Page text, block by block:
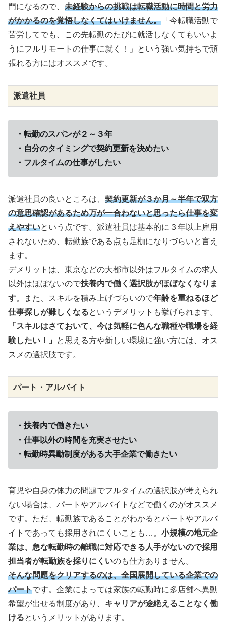
門になるので、 未経験からの挑戦は転職活動に時間と労力
がかかるのを覚悟しなくてはいけません。 「今転職活動で
苦労してでも、この先転勤のたびに就活しなくてもいいよ
うにフルリモートの仕事に就く！」という強い気持ちで頑
張れる方にはオススメです。
派遣社員
・転勤のスパンが２～３年
・自分のタイミングで契約更新を決めたい
・フルタイムの仕事がしたい
派遣社員の良いところは、 契約更新が３か月～半年で双方
の意思確認があるため万が一合わないと思ったら仕事を変
えやすいという点です。派遣社員は基本的に３年以上雇用
されないため、転勤族である点も足枷になりづらいと言え
ます。
デメリットは、東京などの大都市以外はフルタイムの求人
以外はほぼないので扶養内で働く選択肢がほぼなくなりま
す。また、スキルを積み上げづらいので年齢を重ねるほど
仕事探しが難しくなるというデメリットも挙げられます。
「スキルはさておいて、今は気軽に色んな職種や職場を経
験したい！」
と思える方や新しい環境に強い方には、オス
スメの選択肢です。
パート・アルバイト
・扶養内で働きたい
・仕事以外の時間を充実させたい
・転勤時異動制度がある大手企業で働きたい
育児や自身の体力の問題でフルタイムの選択肢が考えられ
ない場合は、パートやアルバイトなどで働くのがオススメ
です。ただ、転勤族であることがわかるとパートやアルバ
イトであっても採用されにくいことも…。 小規模の地元企
業は、急な転勤時の離職に対応できる人手がないので採用
担当者が転勤族を採りにくいのも仕方ありません。
そんな問題をクリアするのは、全国展開している企業での
パートです。企業によっては家族の転勤時に多店舗へ異動
希望が出せる制度があり、 キャリアが途絶えることなく働
けるというメリットがあります。